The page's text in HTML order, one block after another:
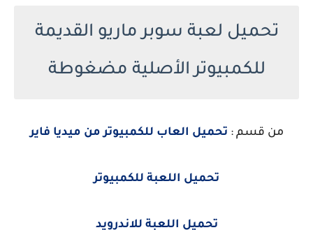
تحميل لعبة سوبر ماريو القديمة
للكمبيوتر الأصلية مضغوطة
من قسم : تحميل العاب للكمبيوتر من ميديا فاير
تحميل اللعبة للكمبيوتر
تحميل اللعبة للاندرويد